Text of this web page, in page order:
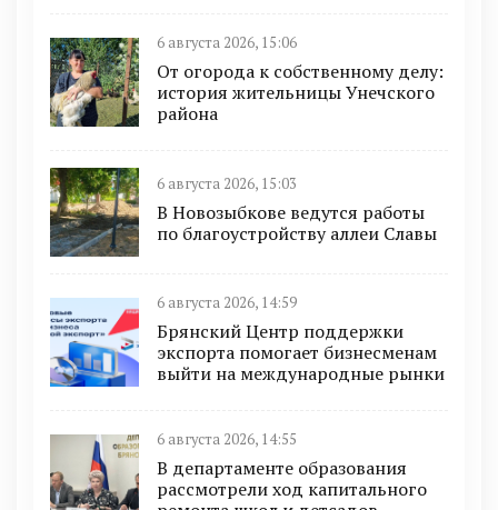
6 августа 2026, 15:06
От огорода к собственному делу:
история жительницы Унечского
района
6 августа 2026, 15:03
В Новозыбкове ведутся работы
по благоустройству аллеи Славы
6 августа 2026, 14:59
Брянский Центр поддержки
экспорта помогает бизнесменам
выйти на международные рынки
6 августа 2026, 14:55
В департаменте образования
рассмотрели ход капитального